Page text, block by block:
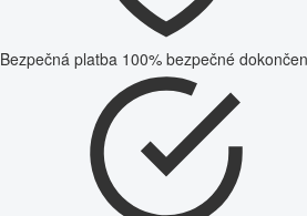
Bezpečná platba 100% bezpečné